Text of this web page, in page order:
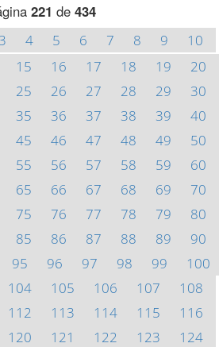
221 de 434
3 4 5 6 7 8 9
10
15 16 17 18 19
20
25 26 27 28 29
30
35 36 37 38 39
40
45 46 47 48 49
50
55 56 57 58 59
60
65 66 67 68 69
70
75 76 77 78 79
80
85 86 87 88 89
90
95 96 97 98 99
100
104 105 106 107
108
112 113 114 115
116
120 121 122 123
124